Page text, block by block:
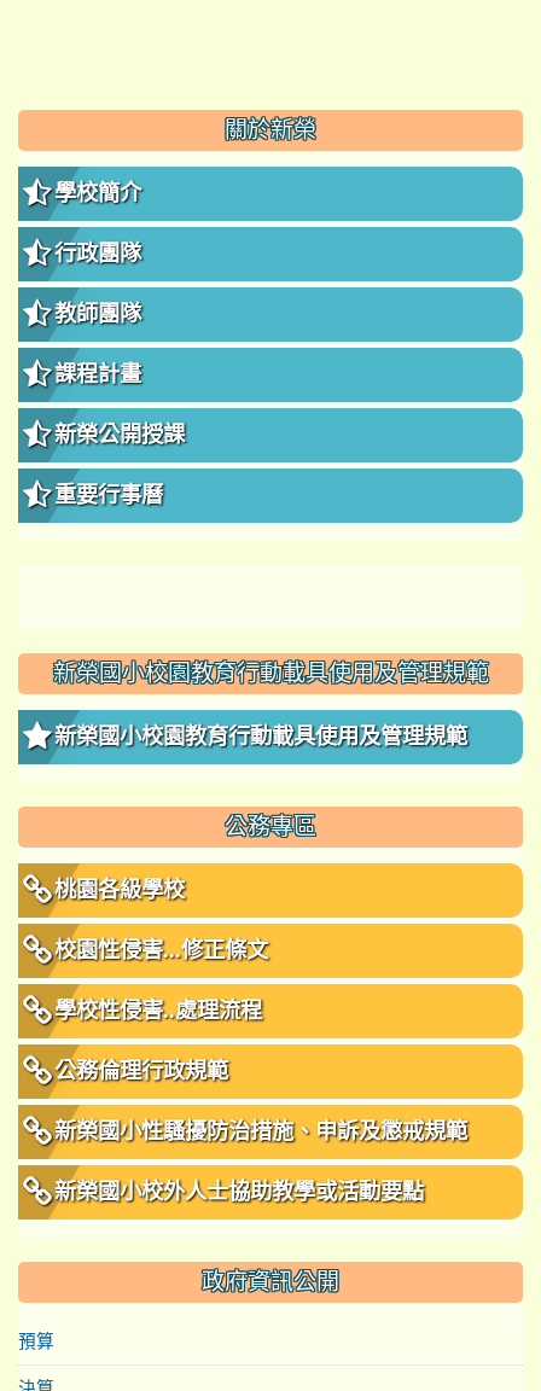
::: 關於新榮
學校簡介
行政團隊
教師團隊
課程計畫
新榮公開授課
重要行事曆
新榮國小校園教育行動載具使用及管理規範
新榮國小校園教育行動載具使用及管理規範
公務專區
桃園各級學校
校園性侵害...修正條文
學校性侵害..處理流程
公務倫理行政規範
新榮國小性騷擾防治措施、申訴及懲戒規範
新榮國小校外人士協助教學或活動要點
政府資訊公開
預算